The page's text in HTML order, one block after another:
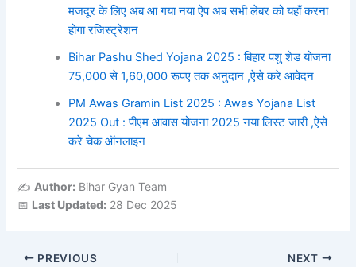
मजदूर के लिए अब आ गया नया ऐप अब सभी लेबर को यहाँ करना
होगा रजिस्ट्रेशन
Bihar Pashu Shed Yojana 2025 : बिहार पशु शेड योजना
75,000 से 1,60,000 रूपए तक अनुदान ,ऐसे करे आवेदन
PM Awas Gramin List 2025 : Awas Yojana List
2025 Out : पीएम आवास योजना 2025 नया लिस्ट जारी ,ऐसे
करे चेक ऑनलाइन
✍️ Author: Bihar Gyan Team
📅 Last Updated: 28 Dec 2025
PREVIOUS NEXT